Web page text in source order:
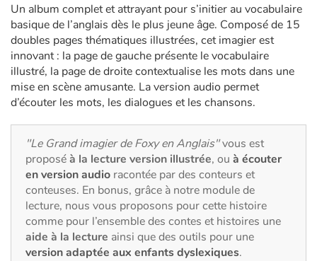
Voyage, épopée, enquête, aventure
Autour du monde
Apprentissage
Art, espace, activité
Documentaires
En famille
Quotidien et loisirs
Un album complet et attrayant pour s’initier au vocabulaire
basique de l’anglais dès le plus jeune âge. Composé de 15
doubles pages thématiques illustrées, cet imagier est
innovant : la page de gauche présente le vocabulaire
illustré, la page de droite contextualise les mots dans une
mise en scène amusante. La version audio permet
d’écouter les mots, les dialogues et les chansons.
"Le Grand imagier de Foxy en Anglais"vous est
proposéà la lecture version illustrée, ou à écouter
en version audio racontée par des conteurs et
conteuses. En bonus, grâce à notre module de
lecture, nous vous proposons pour cette histoire
comme pour l’ensemble des contes et histoires une
aide à la lecture ainsi que des outils pour une
version adaptée aux enfants dyslexiques.